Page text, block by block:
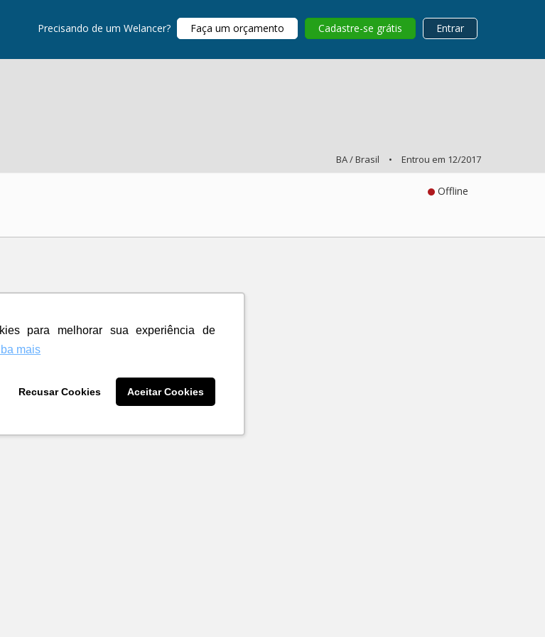
para melhorar sua experiência de
mais
Recusar Cookies Aceitar Cookies
Precisando de um Welancer? Faça um orçamento Cadastre-se grátis Entrar
BA / Brasil • Entrou em 12/2017
Offline